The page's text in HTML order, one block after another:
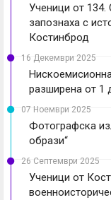
Ученици от
запознаха с
Костинброд
16 Декември 2025
разширена от 1
07 Ноември 2025
Фотографска
образи“
26 Септември 2025
Ученици от